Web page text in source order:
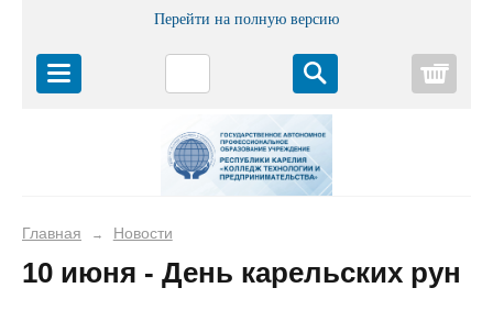
Перейти на полную версию
Главная → Новости
10 июня - День карельских рун